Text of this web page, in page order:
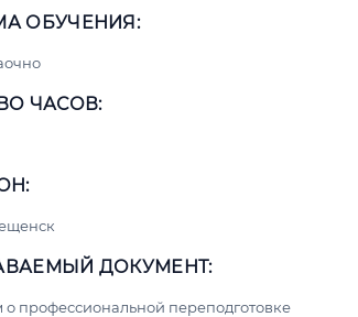
ОБУЧЕНИЯ:
ЧАСОВ:
ДОКУМЕНТ:
о профессиональной переподготовке